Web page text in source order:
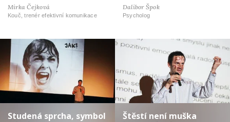
Mirka Čejková
Kouč, trenér efektivní komunikace
Dalibor Špok
Psycholog
Studená sprcha, symbol
Štěstí není muška